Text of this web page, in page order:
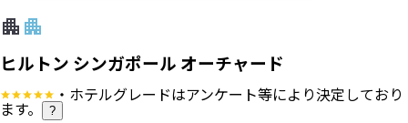
ヒルトン シンガポール オーチャード
・ホテルグレードはアンケート等により決定しており
ます。 ?